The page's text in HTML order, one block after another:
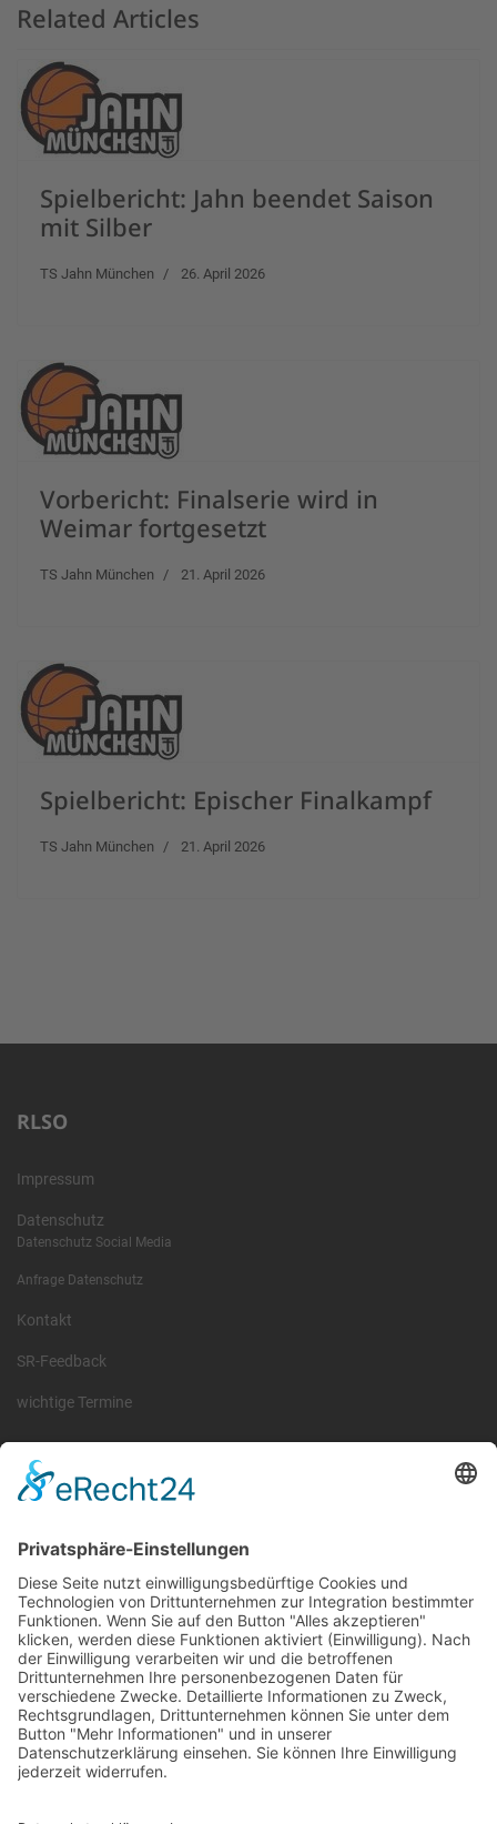
Related Articles
Spielbericht: Jahn beendet Saison
mit Silber
TS Jahn München 26. April 2026
Vorbericht: Finalserie wird in
Weimar fortgesetzt
TS Jahn München 21. April 2026
Spielbericht: Epischer Finalkampf
TS Jahn München 21. April 2026
RLSO
Impressum
Datenschutz
Datenschutz Social Media
Anfrage Datenschutz
Kontakt
SR-Feedback
wichtige Termine
Information
Sachsen und Thüringen. Er ist als eingetragener Verein tätig und
gleichzeitig Veranstalter der Spiele der Regionalliga in
verschiedenen Ligen.
Die RLSO ist jetzt auch erreichbar unter der Adresse